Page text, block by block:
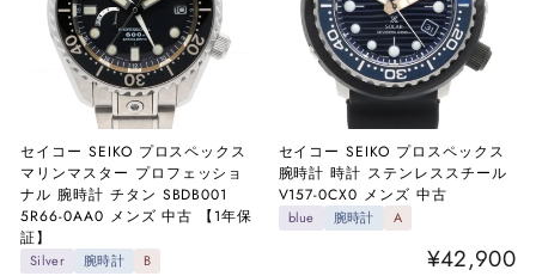
セイコー SEIKO プロスペックス
マリンマスター プロフェッショ
ナル 腕時計 チタン SBDB001
5R66-0AA0 メンズ 中古 【1年保
証】
Silver 腕時計 B
セイコー SEIKO プロスペックス
腕時計 時計 ステンレススチール
V157-0CX0 メンズ 中古
blue 腕時計 A
¥42,900